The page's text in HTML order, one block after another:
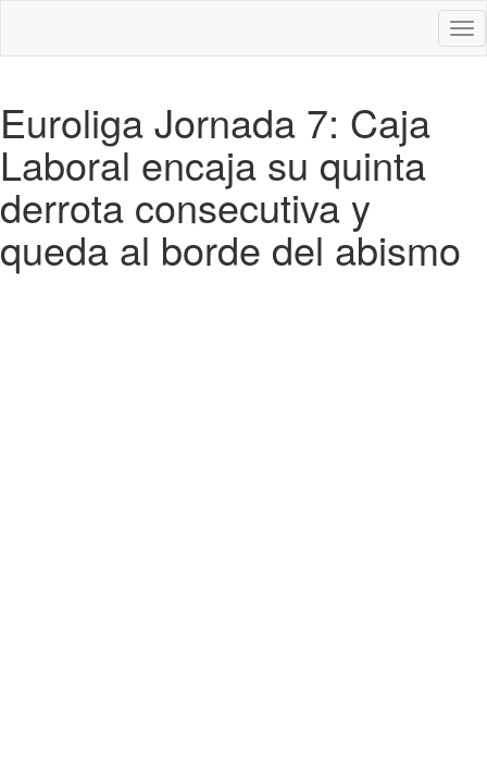
Euroliga Jornada 7: Caja
Laboral encaja su quinta
derrota consecutiva y
queda al borde del abismo